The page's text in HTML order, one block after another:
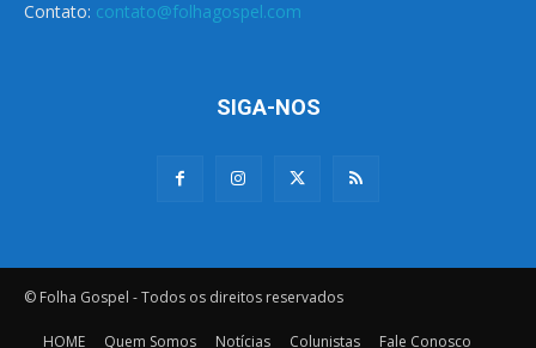
Contato: contato@folhagospel.com
SIGA-NOS
© Folha Gospel - Todos os direitos reservados
HOME Quem Somos Notícias Colunistas
Fale Conosco